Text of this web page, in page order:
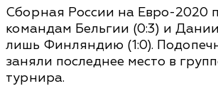
Сборная России на Евро-2020
командам Бельгии (0:3) и
лишь Финляндию (1:0).
заняли последнее место в
турнира.